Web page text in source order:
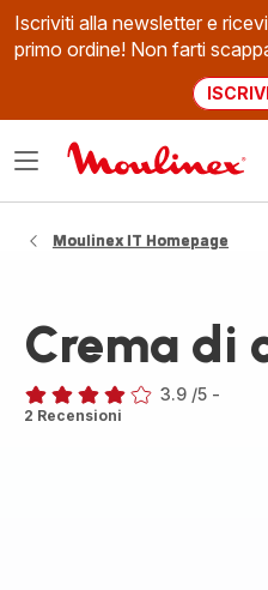
Iscriviti alla newsletter e
primo ordine! Non farti
Apri
Moulinex IT Homepage
Crema di
ratings.3.9
3.9 /5 -
2 Recensioni